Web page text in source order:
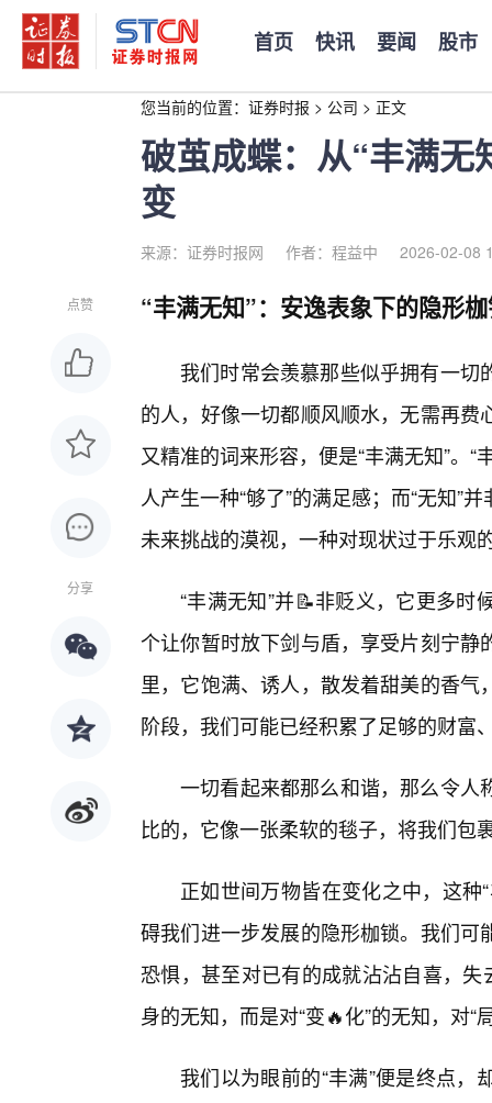
首页 快讯 要闻 股市
您当前的位置： 证券时报 > 公司 > 正文
破茧成蝶：从“丰满无
变
来源：证券时报网 作者：程益中 2026-02-08
点赞
分享
“丰满无知”：安逸表象下的隐形
我们时常会羡慕那些似乎拥有一
的人，好像一切都顺风顺水，无需再
又精准的词来形容，便是“丰满无知”。
人产生一种“够了”的满足感；而“无知”
未来挑战的漠视，一种对现状过于乐观
“丰满无知”并📝非贬义，它更多
个让你暂时放下剑与盾，享受片刻宁
里，它饱满、诱人，散发着甜美的香
阶段，我们可能已经积累了足够的财富
一切看起来都那么和谐，那么令人
比的，它像一张柔软的毯子，将我们包
正如世间万物皆在变化之中，这种
碍我们进一步发展的隐形枷锁。我们
恐惧，甚至对已有的成就沾沾自喜，
身的无知，而是对“变🔥化”的无知，对“
我们以为眼前的“丰满”便是终点